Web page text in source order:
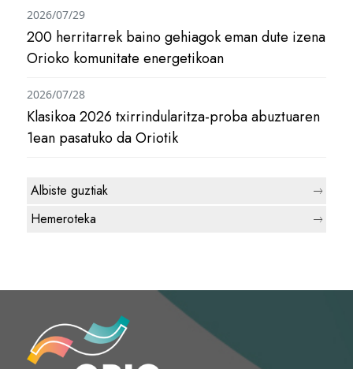
200 herritarrek baino gehiagok eman dute izena
Orioko komunitate energetikoan
2026/07/29
Klasikoa 2026 txirrindularitza-proba abuztuaren
1ean pasatuko da Oriotik
2026/07/28
Albiste guztiak
Hemeroteka